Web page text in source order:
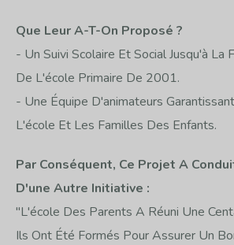
Que Leur A-T-On Proposé ?
- Un Suivi Scolaire Et Social Jusqu'à La
De L'école Primaire De 2001.
- Une Équipe D'animateurs
L'école Et Les Familles Des Enfants.
Par Conséquent, Ce Projet A
D'une Autre Initiative :
"L'école Des Parents A Réuni Une
Ils Ont Été Formés Pour Assurer Un